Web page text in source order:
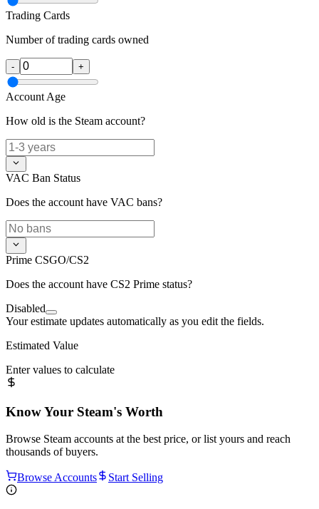
Trading Cards
Number of trading cards owned
- +
Account Age
How old is the Steam account?
VAC Ban Status
Does the account have VAC bans?
Prime CSGO/CS2
Does the account have CS2 Prime status?
Disabled
Your estimate updates automatically as you edit the fields.
Estimated Value
Enter values to calculate
Know Your Steam's Worth
Browse Steam accounts at the best price, or list yours and reach
thousands of buyers.
Browse Accounts Start Selling